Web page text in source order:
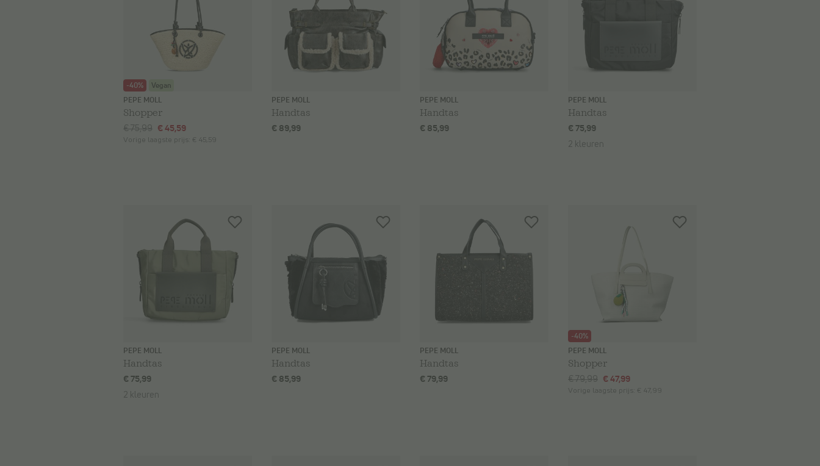
-40% Vegan
PEPE MOLL
Shopper
€ 75,99 € 45,59
Vorige laagste prijs: € 45,59
PEPE MOLL
Handtas
€ 89,99
PEPE MOLL
Handtas
€ 85,99
PEPE MOLL
Handtas
€ 75,99
2 kleuren
PEPE MOLL
Handtas
€ 75,99
2 kleuren
PEPE MOLL
Handtas
€ 85,99
PEPE MOLL
Handtas
€ 79,99
-40%
PEPE MOLL
Shopper
€ 79,99 € 47,99
Vorige laagste prijs: € 47,99